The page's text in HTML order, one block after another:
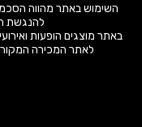
השימוש באתר מהווה
באתר מוצגים הופעות
לאתר המכירה
עכו